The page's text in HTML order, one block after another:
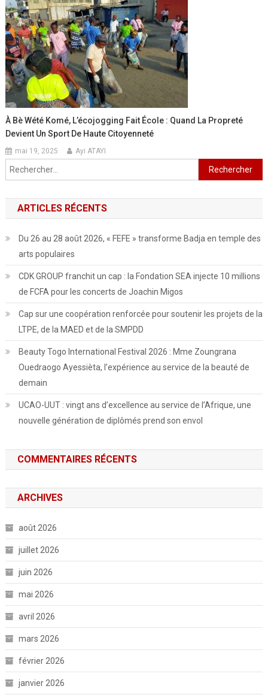
À Bè Wété Komé, L’écojogging Fait École : Quand La Propreté
Devient Un Sport De Haute Citoyenneté
mai 19, 2025 Ayi ATAYI
Rechercher :
ARTICLES RÉCENTS
Du 26 au 28 août 2026, « FEFE » transforme Badja en temple des
arts populaires
CDK GROUP franchit un cap : la Fondation SEA injecte 10 millions
de FCFA pour les concerts de Joachin Migos
Cap sur une coopération renforcée pour soutenir les projets de la
LTPE, de la MAED et de la SMPDD
Beauty Togo International Festival 2026 : Mme Zoungrana
Ouedraogo Ayessièta, l’expérience au service de la beauté de
demain
UCAO-UUT : vingt ans d’excellence au service de l’Afrique, une
nouvelle génération de diplômés prend son envol
COMMENTAIRES RÉCENTS
ARCHIVES
août 2026
juillet 2026
juin 2026
mai 2026
avril 2026
mars 2026
février 2026
janvier 2026